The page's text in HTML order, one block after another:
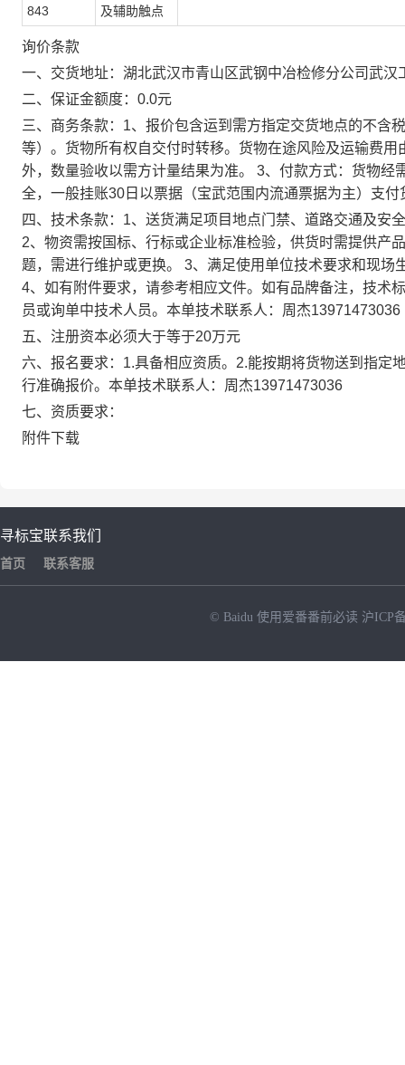
843
及辅助触点
询价条款
一、交货地址：湖北武汉市青山区武钢中冶检修分公司武汉
二、保证金额度：0.0元
三、商务条款：1、报价包含运到需方指定交货地点的不含
等）。货物所有权自交付时转移。货物在途风险及运输费
外，数量验收以需方计量结果为准。 3、付款方式：货物
全，一般挂账30日以票据（宝武范围内流通票据为主）支
四、技术条款：1、送货满足项目地点门禁、道路交通及安
2、物资需按国标、行标或企业标准检验，供货时需提供产
题，需进行维护或更换。 3、满足使用单位技术要求和现
4、如有附件要求，请参考相应文件。如有品牌备注，技术
员或询单中技术人员。本单技术联系人：周杰13971473036
五、注册资本必须大于等于20万元
六、报名要求：1.具备相应资质。2.能按期将货物送到指定
行准确报价。本单技术联系人：周杰13971473036
七、资质要求：
附件下载
寻标宝
首页
联系我们
联系客服
© Baidu 使用爱番番前必读 沪ICP